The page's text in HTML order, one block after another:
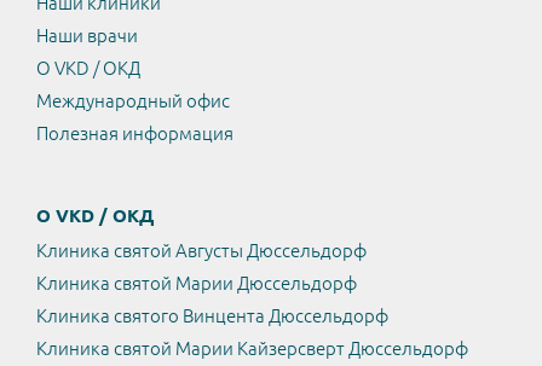
Наши врачи
О VKD / ОКД
Международный офис
Полезная информация
О VKD / ОКД
Клиника святой Августы Дюссельдорф
Клиника святой Марии Дюссельдорф
Клиника святого Винцента Дюссельдорф
Клиника святой Марии Кайзерсверт Дюссельдорф